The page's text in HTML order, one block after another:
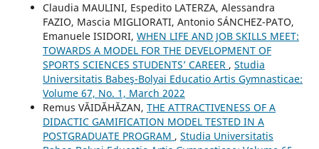
Claudia MAULINI, Espedito LATERZA, Alessandra
FAZIO, Mascia MIGLIORATI, Antonio SÁNCHEZ-PATO,
Emanuele ISIDORI, WHEN LIFE AND JOB SKILLS MEET:
TOWARDS A MODEL FOR THE DEVELOPMENT OF
SPORTS SCIENCES STUDENTS’ CAREER , Studia
Universitatis Babeş-Bolyai Educatio Artis Gymnasticae:
Volume 67, No. 1, March 2022
Remus VĂIDĂHĂZAN, THE ATTRACTIVENESS OF A
DIDACTIC GAMIFICATION MODEL TESTED IN A
POSTGRADUATE PROGRAM , Studia Universitatis